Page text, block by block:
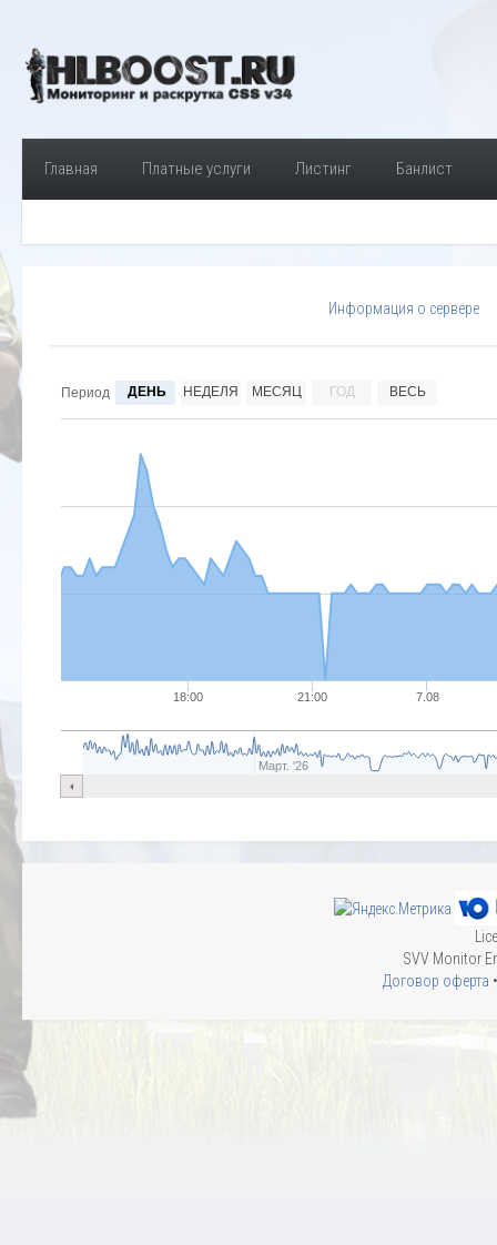
Главная Платные услуги Листинг Банлист
Информация о сервере
Период ДЕНЬ НЕДЕЛЯ МЕСЯЦ ГОД ВЕСЬ
18:00 21:00 7.08
Март. '26
SVV Monitor
Договор оферта